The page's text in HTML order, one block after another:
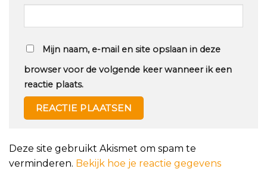
Mijn naam, e-mail en site opslaan in deze
browser voor de volgende keer wanneer ik een
reactie plaats.
Deze site gebruikt Akismet om spam te
verminderen. Bekijk hoe je reactie gegevens